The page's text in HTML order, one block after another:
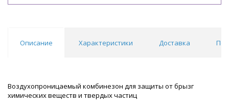
Описание Характеристики Доставка
Воздухопроницаемый комбинезон для защиты от брызг
химических веществ и твердых частиц